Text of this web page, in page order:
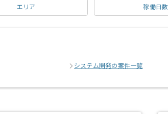
エリア 稼働日数
システム開発の案件一覧